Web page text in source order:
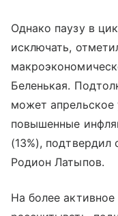
Однако паузу в
исключать,
Беленькая.
может апрельское
повышенные
(13%),
Родион Латыпов.
На более